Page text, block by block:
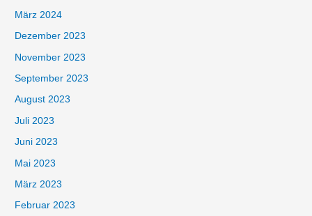
März 2024
Dezember 2023
November 2023
September 2023
August 2023
Juli 2023
Juni 2023
Mai 2023
März 2023
Februar 2023